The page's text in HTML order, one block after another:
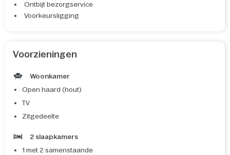
Ontbijt bezorgservice
Voorkeursligging
Voorzieningen
Woonkamer
Open haard (hout)
TV
Zitgedeelte
2 slaapkamers
1 met 2 samenstaande